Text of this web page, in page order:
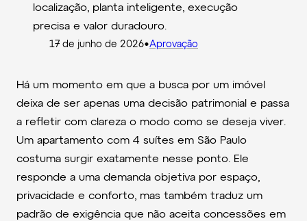
localização, planta inteligente, execução
precisa e valor duradouro.
17 de junho de 2026•Aprovação
Há um momento em que a busca por um imóvel
deixa de ser apenas uma decisão patrimonial e passa
a refletir com clareza o modo como se deseja viver.
Um apartamento com 4 suítes em São Paulo
costuma surgir exatamente nesse ponto. Ele
responde a uma demanda objetiva por espaço,
privacidade e conforto, mas também traduz um
padrão de exigência que não aceita concessões em